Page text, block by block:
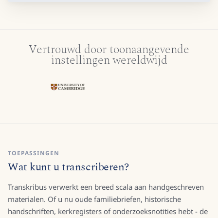
Vertrouwd door toonaangevende
instellingen wereldwijd
TOEPASSINGEN
Wat kunt u transcriberen?
Transkribus verwerkt een breed scala aan handgeschreven
materialen. Of u nu oude familiebriefen, historische
handschriften, kerkregisters of onderzoeksnotities hebt - de